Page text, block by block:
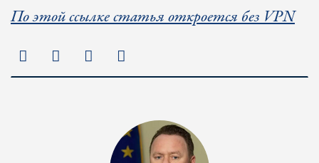
По этой ссылке статья откроется без VPN